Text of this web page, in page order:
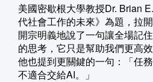
美國密歇根大學教授Dr. Brian
代社會工作的未來》為題，拉
開宗明義地說了一句讓全場記
的思考，它只是幫助我們更高
他也提到更關鍵的一句：「任
不適合交給AI。」